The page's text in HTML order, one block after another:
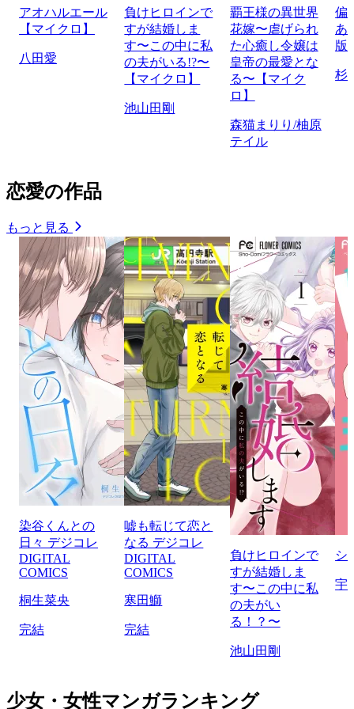
アオハルエール
【マイクロ】
八田愛
負けヒロインで
すが結婚しま
す〜この中に私
の夫がいる!?〜
【マイクロ】
池山田剛
覇王様の異世界
花嫁〜虐げられ
た心癒し令嬢は
皇帝の最愛とな
る〜【マイク
ロ】
森猫まりり/柚原
テイル
偏
あ
版
杉
恋愛の作品
もっと見る
染谷くんとの
日々 デジコレ
DIGITAL
COMICS
桐生菜央
完結
嘘も転じて恋と
なる デジコレ
DIGITAL
COMICS
寒田鰤
完結
負けヒロインで
すが結婚しま
す〜この中に私
の夫がい
る！？〜
池山田剛
シ
宇
少女・女性マンガランキング